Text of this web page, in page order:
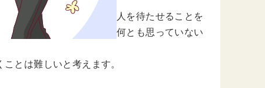
人を待たせることを
何とも思っていない
とは難しいと考えます。